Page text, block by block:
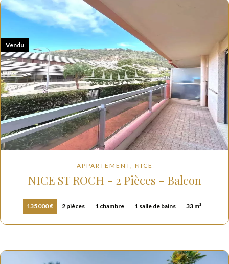
APPARTEMENT, NICE
NICE ST ROCH - 2 Pièces - Balcon
135 000 € 2 pièces 1 chambre 1 salle de bains 33 m²
Vendu